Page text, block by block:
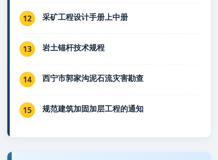
12 采矿工程设计手册上中册
13 岩土锚杆技术规程
14 西宁市郭家沟泥石流灾害勘查
15 规范建筑加固加层工程的通知